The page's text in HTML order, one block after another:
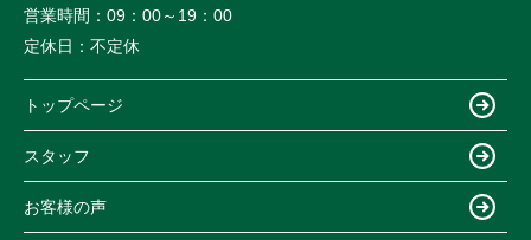
営業時間： 09：00～19：00
定休日： 不定休
トップページ
スタッフ
お客様の声